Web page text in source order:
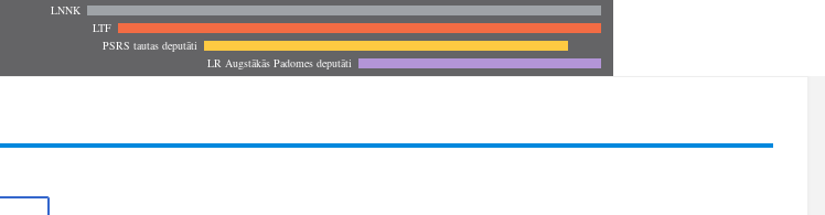
LNNK
LTF
PSRS tautas deputāti
LR Augstākās Padomes deputāti